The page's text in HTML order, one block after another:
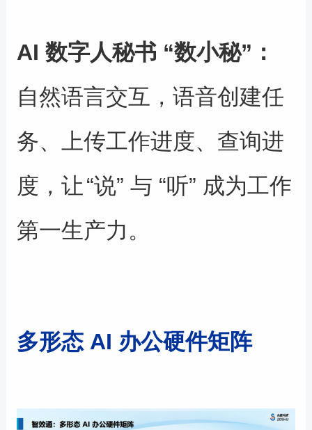
AI 数字人秘书 “数小秘” ：
自然语言交互，语音创建任
务、
上传工作进度、 查询进
度 ， 让“说” 与 “听” 成为工作
第一生产力。
多形态 AI 办公硬件矩阵